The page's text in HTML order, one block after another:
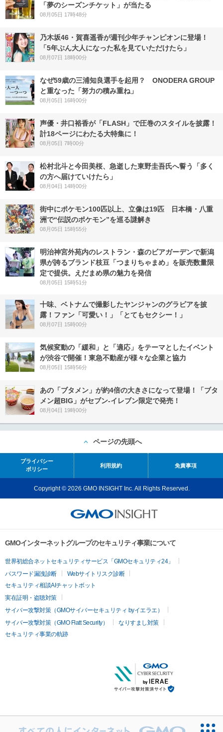
「夢のシーズンチケット」が当たる
08月05日 17時48分
乃木坂46・賀喜遥香が週刊少年チャンピオンに登場！
「5年ぶん大人になった私を見ていただけたら」
08月07日 18時00分
なぜ59歳の三浦知良選手を起用？ ONODERA GROUP
と重なった「努力の積み重ね」
08月05日 16時00分
声優・井口裕香が「FLASH」で圧巻のスタイルを披露！
計18ページにわたる大特集に！
08月05日 7時00分
松村北斗と今田美桜、急逝した東野圭吾氏へ誓う「多く
の方へ届けていけたら」
08月04日 14時00分
街中にポケモン100匹以上、立像は19匹 日本橋・八重
洲で“伝説のポケモン”を巡る謎解き
08月05日 15時55分
明治神宮外苑内のレストラン・森のビアガーデンで新潟
県が誇るブランド枝豆「つまりちゃまめ」を販売数量限
定で提供。えだまめ県の魅力を発信
08月05日 15時51分
十味、ベトナムで撮影したヤンジャンのグラビアを披
露！ファン「可愛い！」「とてもセクシー！」
08月07日 15時00分
気候変動の「緩和」と「適応」をテーマとしたイベント
が渋谷で開催！東急不動産が様々な企業と協力
08月05日 15時56分
あの「ブタメン」が約4倍の大きさになって登場！「ブタ
メン超BIG」がセブン‐イレブン限定で発売！
08月04日 19時00分
ページの先頭へ
プライバシー
ポリシー
利用規約 免責事項
Copyright © 2026 GMO INSIGHT Inc. All Rights Reserved.
GMOインターネットグループのセキュリティ事業について
世界初総合ネットセキュリティサービス「GMOセキュリティ24」
パスワード漏洩診断
Webサイトリスク診断
セキュリティ相談AIチャットボット
実在証明・盗聴対策
サイバー攻撃対策（GMOサイバーセキュリティ byイエラエ）
サイバー攻撃対策（GMO Flatt Security）
なりすまし対策
セキュリティ事業の軌跡